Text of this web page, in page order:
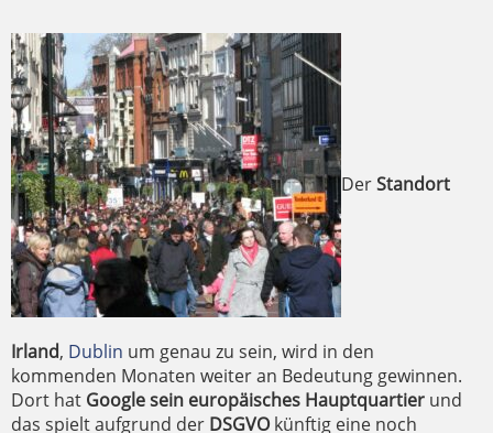
DerStandort
Irland, Dublin um genau zu sein, wird in den
kommenden Monaten weiter an Bedeutung gewinnen.
Dort hat Google sein europäisches Hauptquartier und
das spielt aufgrund der DSGVO künftig eine noch